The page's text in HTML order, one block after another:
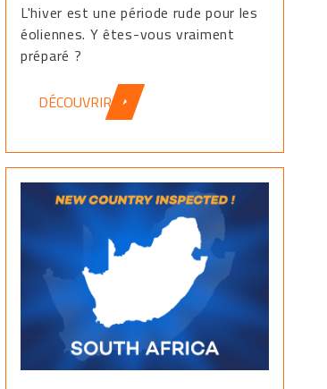
L'hiver est une période rude pour les
éoliennes. Y êtes-vous vraiment
préparé ?
DÉCOUVRIR